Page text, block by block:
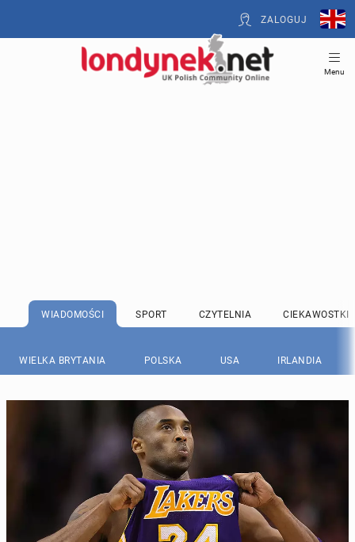
ZALOGUJ
Menu
WIADOMOŚCI SPORT CZYTELNIA CIEKAWOSTKI
WIELKA BRYTANIA POLSKA USA IRLANDIA